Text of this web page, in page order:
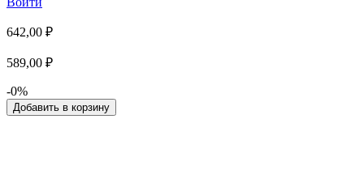
642,00 ₽
589,00 ₽
-0%
Добавить в корзину